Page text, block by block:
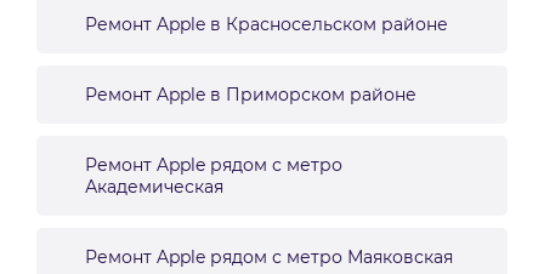
Ремонт Apple в Красносельском районе
Ремонт Apple в Приморском районе
Ремонт Apple рядом с метро
Академическая
Ремонт Apple рядом с метро Маяковская